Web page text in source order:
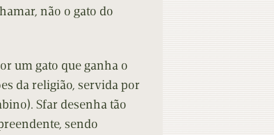
não o gato do
um gato que ganha o
da religião, servida por
Sfar desenha tão
sendo